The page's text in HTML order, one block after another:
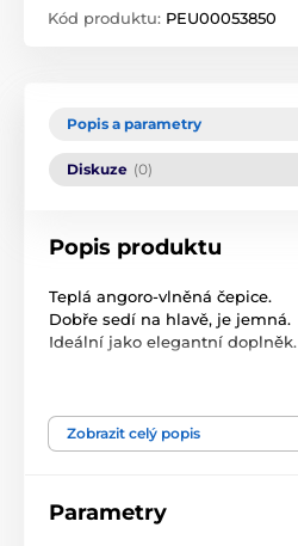
Kód produktu: PEU00053850
Popis a parametry
Diskuze (0)
Popis produktu
Teplá angoro-vlněná čepice.
Dobře sedí na hlavě, je jemná.
Ideální jako elegantní doplněk.
Velikost: univerzální dámská
Složení: 50% vlna, 50% angora
Zobrazit celý popis
Parametry